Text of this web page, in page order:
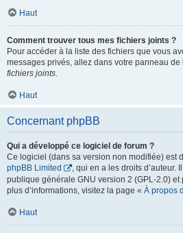
Haut
Comment trouver tous mes fichiers joints ?
Pour accéder à la liste des fichiers que vous
messages privés, allez dans votre panneau de
fichiers joints.
Haut
Concernant phpBB
Qui a développé ce logiciel de forum ?
Ce logiciel (dans sa version non modifiée) est
phpBB Limited
, qui en a les droits d’auteur.
publique générale GNU version 2 (GPL-2.0)
plus d’informations, visitez la page « À propos
Haut